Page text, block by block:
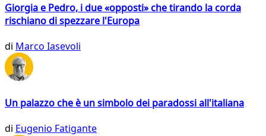
Giorgia e Pedro, i due «opposti» che tirando la corda
rischiano di spezzare l'Europa
di Marco Iasevoli
Un palazzo che è un simbolo dei paradossi all'italiana
di Eugenio Fatigante